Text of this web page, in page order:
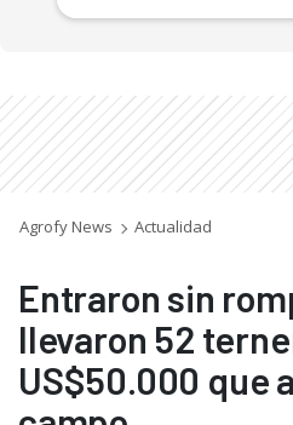
Agrofy News Actualidad
Entraron sin
llevaron 52
US$50.000 que